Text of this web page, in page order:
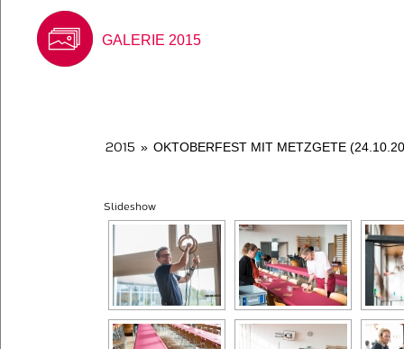
GALERIE 2015
2015 » OKTOBERFEST MIT METZGETE
Slideshow